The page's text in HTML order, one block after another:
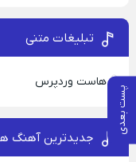
پست بعدی
تبلیغات متنی
هاست وردپرس
جدیدترین آهنگ